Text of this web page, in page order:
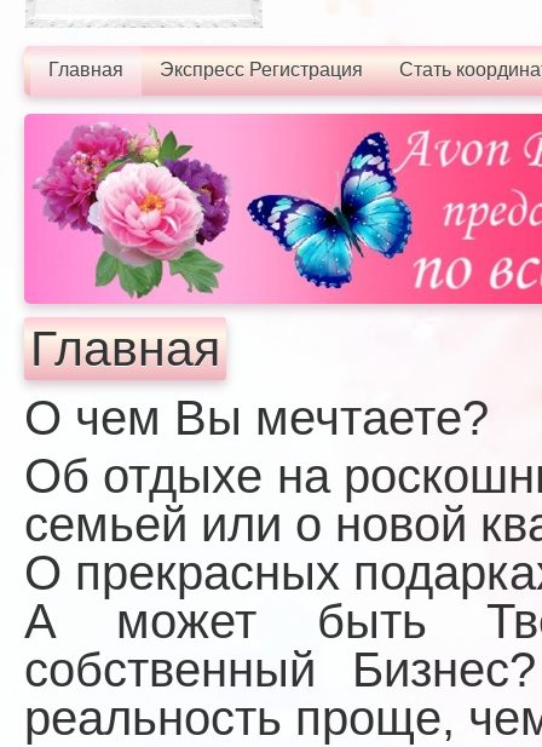
Главная Экспресс Регистрация Стать
Главная
О чем Вы мечтаете?
Об отдыхе на
семьей или о новой
О прекрасных
А может быть
собственный
реальность проще,